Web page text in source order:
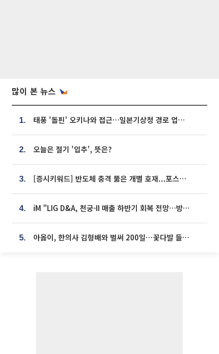
많이 본 뉴스
1. 태풍 '돌핀' 오키나와 접근…일본기상청 경로 업데이트
2. 오늘은 절기 '입추', 뜻은?
3. [증시키워드] 반도체 충격 뚫은 개별 호재...포스코퓨처엠·에코프로·한화솔루션 '눈길'
4. iM "LIG D&A, 천궁-II 매출 하반기 회복 전망…방산 톱픽 유지"
5. 아옳이, 한의사 김형배와 벌써 200일⋯꽃다발 들고 "프러포즈 아냐"